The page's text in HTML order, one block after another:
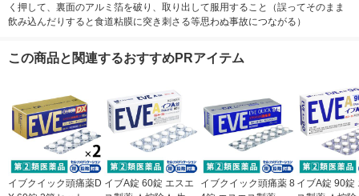
く押して、裏面のアルミ箔を破り、取り出して服用すること（誤ってそのまま
飲み込んだりすると食道粘膜に突き刺さる等思わぬ事故につながる）
この商品と関連するおすすめPRアイテム
イブクイック頭痛薬D イブA錠 60錠 エスエ
イブクイック頭痛薬 8 イブA錠 90錠